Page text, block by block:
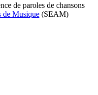
de paroles de chansons
de Musique (SEAM)